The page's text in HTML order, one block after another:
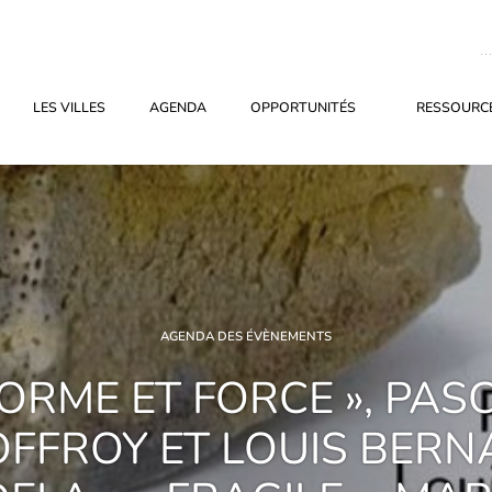
LES VILLES AGENDA OPPORTUNITÉS
AGENDA DES ÉVÈNEMENTS
ET FORCE »,
ET LOUIS